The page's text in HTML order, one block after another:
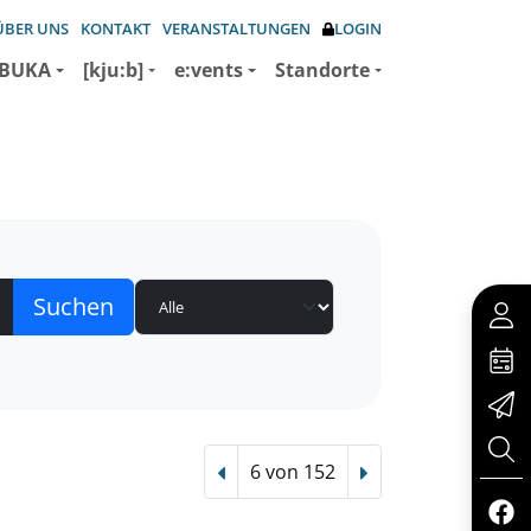
UNS KONTAKT VERANSTALTUNGEN LOGIN
[kju:b] e:vents Standorte
Vorheriger Treffer
6 von 152 Nächster Treffer